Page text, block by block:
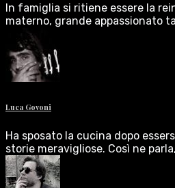
In famiglia si ritiene essere la
materno, grande appassionato
Luca Govoni
Ha sposato la cucina dopo
storie meravigliose. Così ne